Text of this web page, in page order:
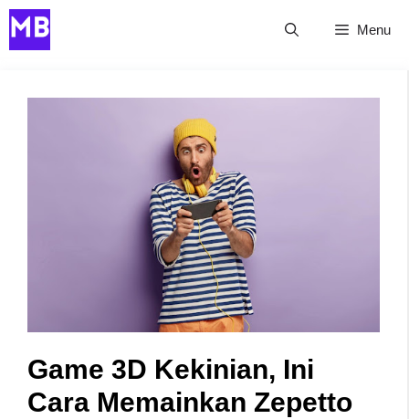
Skip
to
Menu
Game 3D Kekinian, Ini
Cara Memainkan Zepetto